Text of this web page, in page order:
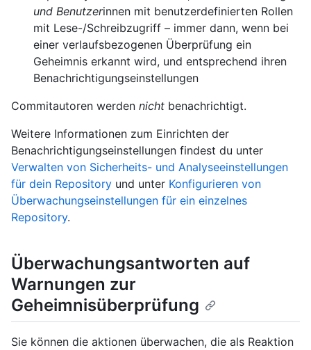
und Benutzerinnen mit benutzerdefinierten Rollen
mit Lese-/Schreibzugriff – immer dann, wenn bei
einer verlaufsbezogenen Überprüfung ein
Geheimnis erkannt wird, und entsprechend ihren
Benachrichtigungseinstellungen
Commitautoren werden nicht benachrichtigt.
Weitere Informationen zum Einrichten der
Benachrichtigungseinstellungen findest du unter
Verwalten von Sicherheits- und Analyseeinstellungen
für dein Repository und unter Konfigurieren von
Überwachungseinstellungen für ein einzelnes
Repository.
Überwachungsantworten auf
Warnungen zur
Geheimnisüberprüfung
Sie können die aktionen überwachen, die als Reaktion